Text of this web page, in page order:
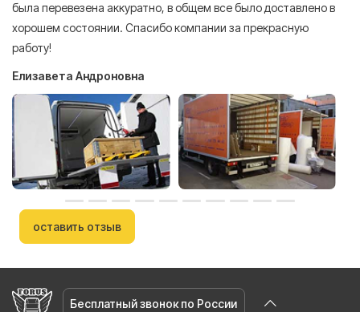
была перевезена аккуратно, в общем все было доставлено в
хорошем состоянии. Спасибо компании за прекрасную
работу!
Елизавета Андроновна
оставить отзыв
Бесплатный звонок по России